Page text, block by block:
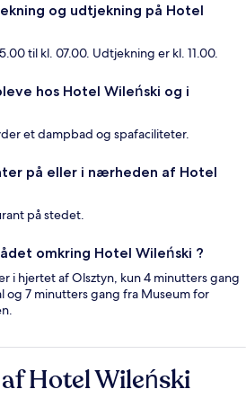
og udtjekning på Hotel
til kl. 07.00. Udtjekning er kl. 11.00.
hos Hotel Wileński og i
et dampbad og spafaciliteter.
på eller i nærheden af Hotel
på stedet.
omkring Hotel Wileński ?
i hjertet af Olsztyn, kun 4 minutters gang
og 7 minutters gang fra Museum for
Hotel Wileński